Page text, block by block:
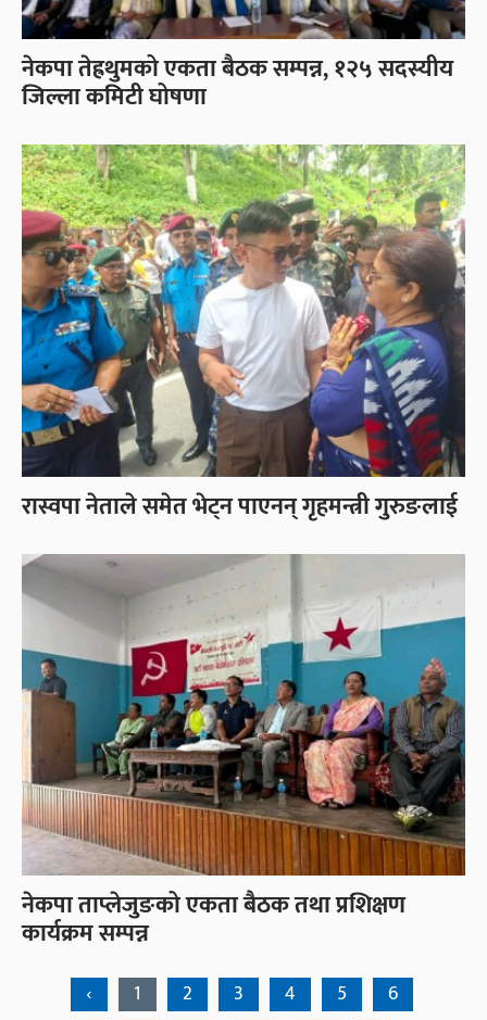
नेकपा तेह्रथुमको एकता बैठक सम्पन्न, १२५ सदस्यीय
जिल्ला कमिटी घोषणा
रास्वपा नेताले समेत भेट्न पाएनन् गृहमन्त्री गुरुङलाई
नेकपा ताप्लेजुङको एकता बैठक तथा प्रशिक्षण
कार्यक्रम सम्पन्न
‹ 1 2 3 4 5
6